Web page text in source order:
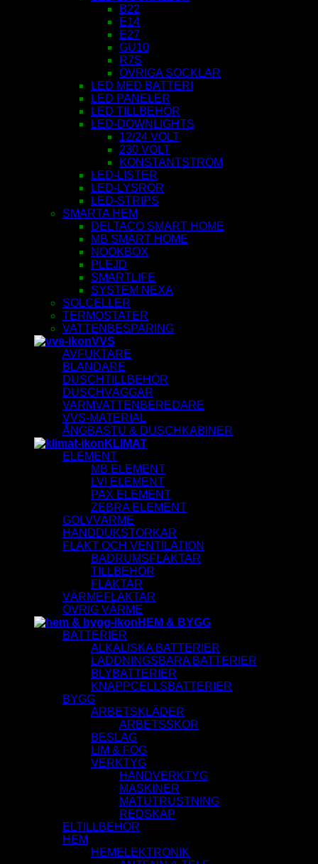
B22
E14
E27
GU10
R7S
ÖVRIGA SOCKLAR
LED MED BATTERI
LED PANELER
LED TILLBEHÖR
LED-DOWNLIGHTS
12/24 VOLT
230 VOLT
KONSTANTSTRÖM
LED-LISTER
LED-LYSRÖR
LED-STRIPS
SMARTA HEM
DELTACO SMART HOME
MB SMART HOME
NOOKBOX
PLEJD
SMARTLIFE
SYSTEM NEXA
SOLCELLER
TERMOSTATER
VATTENBESPARING
VVS
AVFUKTARE
BLANDARE
DUSCHTILLBEHÖR
DUSCHVÄGGAR
VARMVATTENBEREDARE
VVS-MATERIAL
ÅNGBASTU & DUSCHKABINER
KLIMAT
ELEMENT
MB ELEMENT
LVI ELEMENT
PAX ELEMENT
ZEBRA ELEMENT
GOLVVÄRME
HANDDUKSTORKAR
FLÄKT OCH VENTILATION
BADRUMSFLÄKTAR
TILLBEHÖR
FLÄKTAR
VÄRMEFLÄKTAR
ÖVRIG VÄRME
HEM & BYGG
BATTERIER
ALKALISKA BATTERIER
LADDNINGSBARA BATTERIER
BLYBATTERIER
KNAPPCELLSBATTERIER
BYGG
ARBETSKLÄDER
ARBETSSKOR
BESLAG
LIM & FOG
VERKTYG
HANDVERKTYG
MASKINER
MÄTUTRUSTNING
REDSKAP
ELTILLBEHÖR
HEM
HEMELEKTRONIK